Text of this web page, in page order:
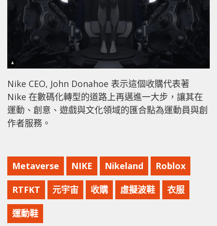
Nike CEO, John Donahoe 表示這個收購代表著
Nike 在數碼化轉型的道路上再邁進一大步，讓其在
運動、創意、遊戲與文化領域的匯合點為運動員與創
作者服務。
Metaverse NIKE Nikeland Roblox
RTFKT 元宇宙 收購 虛擬波鞋 衣服
運動鞋